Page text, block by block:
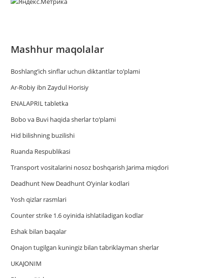
Mashhur maqolalar
Boshlang’ich sinflar uchun diktantlar to’plami
Ar-Robiy ibn Zaydul Horisiy
ENALAPRIL tabletka
Bobo va Buvi haqida sherlar to‘plami
Hid bilishning buzilishi
Ruanda Respublikasi
Trаnsport vositаlаrini nosoz boshqаrish Jаrimа miqdori
Deadhunt New Deadhunt O’yinlar kodlari
Yosh qizlar rasmlari
Counter strike 1.6 oyinida ishlatiladigan kodlar
Eshak bilan baqalar
Onajon tugilgan kuningiz bilan tabriklayman sherlar
UKAJONIM